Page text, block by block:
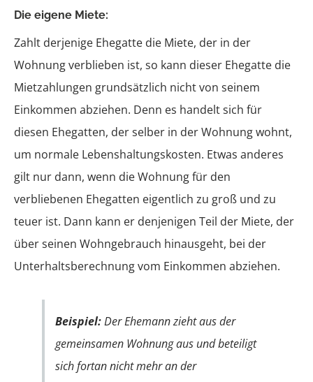
Die eigene Miete:
Zahlt derjenige Ehegatte die Miete, der in der
Wohnung verblieben ist, so kann dieser Ehegatte die
Mietzahlungen grundsätzlich nicht von seinem
Einkommen abziehen. Denn es handelt sich für
diesen Ehegatten, der selber in der Wohnung wohnt,
um normale Lebenshaltungskosten. Etwas anderes
gilt nur dann, wenn die Wohnung für den
verbliebenen Ehegatten eigentlich zu groß und zu
teuer ist. Dann kann er denjenigen Teil der Miete, der
über seinen Wohngebrauch hinausgeht, bei der
Unterhaltsberechnung vom Einkommen abziehen.
Beispiel:Der Ehemann zieht aus der
gemeinsamen Wohnung aus und beteiligt
sich fortan nicht mehr an der